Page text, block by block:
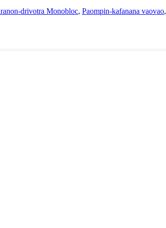
drivotra Monobloc, Paompin-kafanana vaovao,